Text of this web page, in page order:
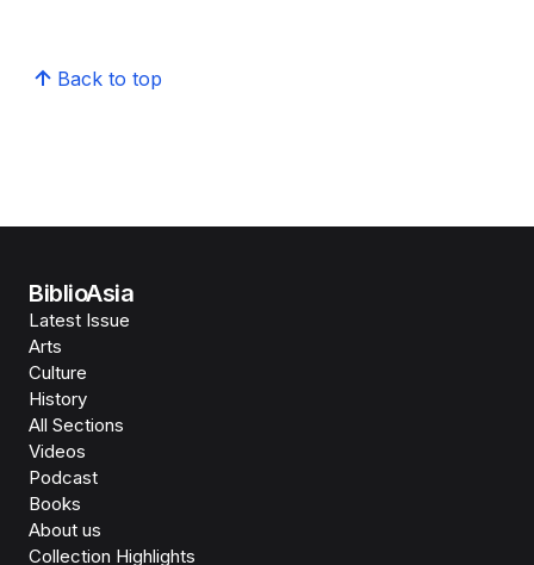
Back to top
BiblioAsia
Latest Issue
Arts
Culture
History
All Sections
Videos
Podcast
Books
About us
Collection Highlights